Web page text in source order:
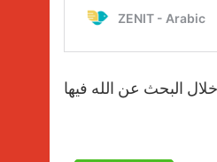
البحث عن الله فيها